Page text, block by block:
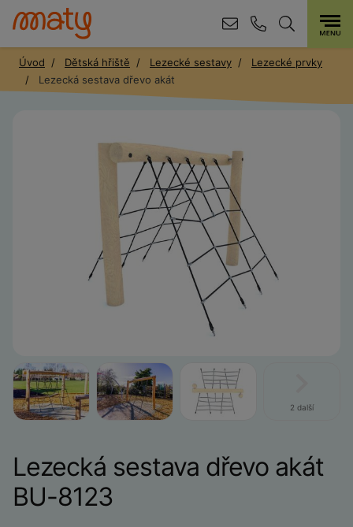
Úvod Dětská hřiště Lezecké sestavy
Lezecké prvky
Lezecká sestava dřevo akát
2 další
Lezecká sestava dřevo akát
BU-8123